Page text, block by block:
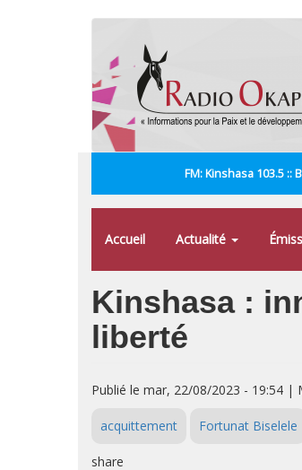
FM: Kinshasa 103.5 ::
Accueil Actualité
Kinshasa :
liberté
Publié le mar, 22/08/2023 - 19:54 |
acquittement Fortunat Biselele
share